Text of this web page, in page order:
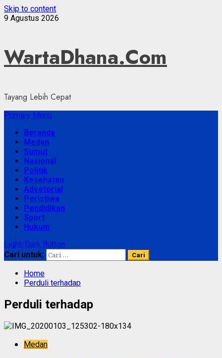
Skip to content
9 Agustus 2026
WartaDhana.Com
Tayang Lebih Cepat
Primary Menu
Beranda
Medan
Sumut
Nasional
Politik
Kesehatan
Advetorial
Peristiwa
Pendidikan
Sport
Hukum
Light/Dark Button
Cari untuk:
Home
Perduli terhadap
Perduli terhadap
Medan